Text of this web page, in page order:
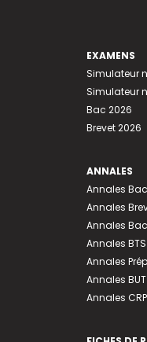
EXAMENS
Simulateur
Simulateur
Bac 2026
Brevet 2026
ANNALES
Annales Bac
Annales
Annales
Annales BTS
Annales
Annales BUT
Annales